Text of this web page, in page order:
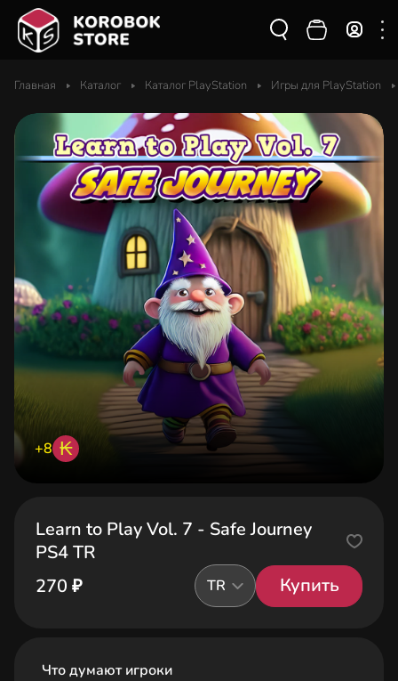
Главная Каталог Каталог PlayStation Игры для PlayStation
+8 ₭
Learn to Play Vol. 7 - Safe Journey
PS4 TR
270 ₽
TR Купить
Что думают игроки